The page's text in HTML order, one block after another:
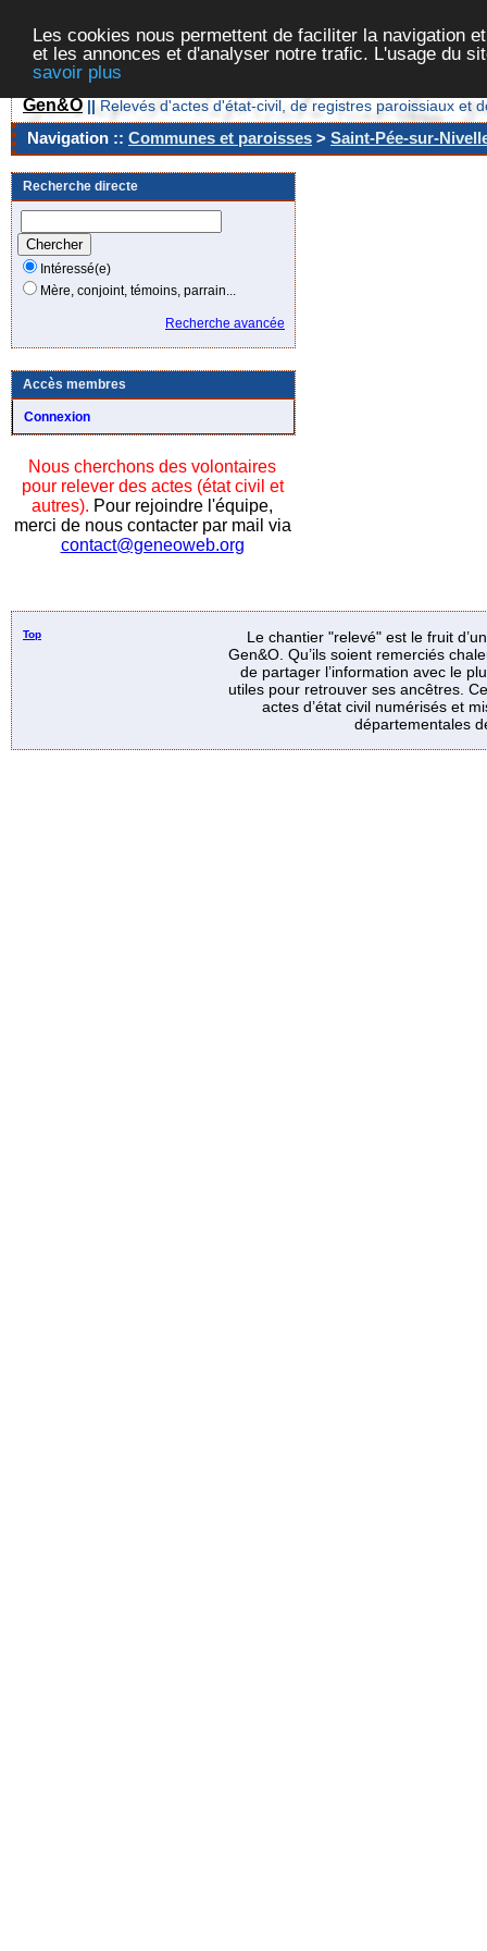
Les cookies nous permettent de faciliter la navigation
et les annonces et d'analyser notre trafic. L'usage du
savoir plus
Gen&O || Relevés d'actes d'état-civil, de registres paroissiaux et
Navigation :: Communes et paroisses > Saint-Pée-sur-
Recherche directe
Intéressé(e)
Mère, conjoint, témoins, parrain...
Recherche avancée
Accès membres
Connexion
Nous cherchons des volontaires
pour relever des actes (état civil et
autres). Pour rejoindre l'équipe,
merci de nous contacter par mail via
contact@geneoweb.org
Top
Le chantier "relevé" est le fruit
Gen&O. Qu’ils soient remerciés
de partager l’information avec le
utiles pour retrouver ses ancêtres.
actes d’état civil numérisés et
départementales